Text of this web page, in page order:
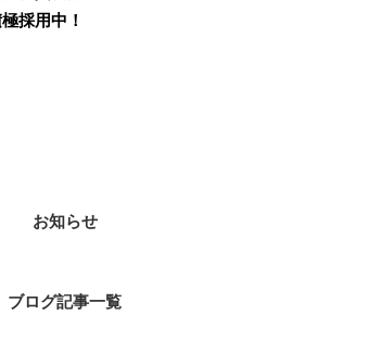
採用中！
お知らせ
ブログ記事一覧